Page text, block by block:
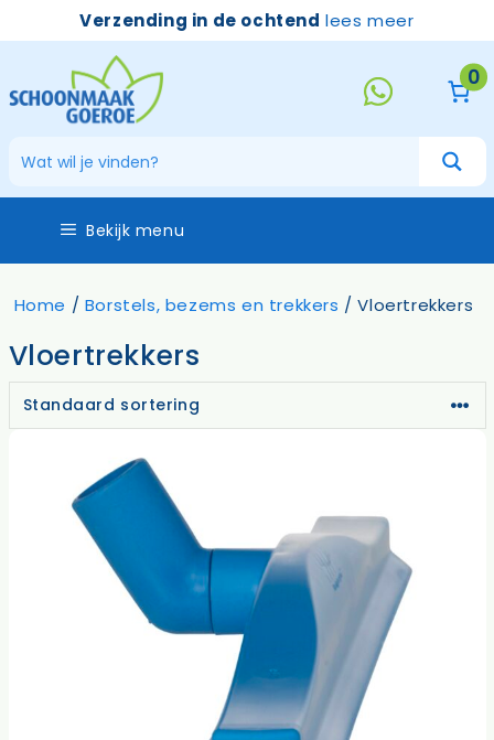
Verzending in de ochtend lees meer
0
Bekijk menu
Home / Borstels, bezems en trekkers / Vloertrekkers
Vloertrekkers